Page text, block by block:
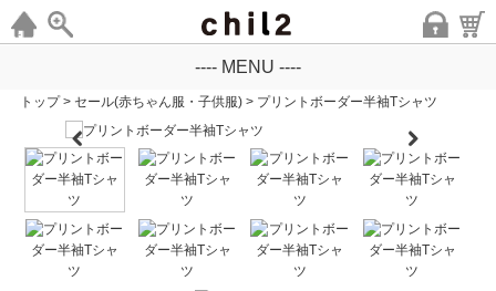
---- MENU ----
トップ > セール(赤ちゃん服・子供服) > プリントボーダー半袖Tシャツ